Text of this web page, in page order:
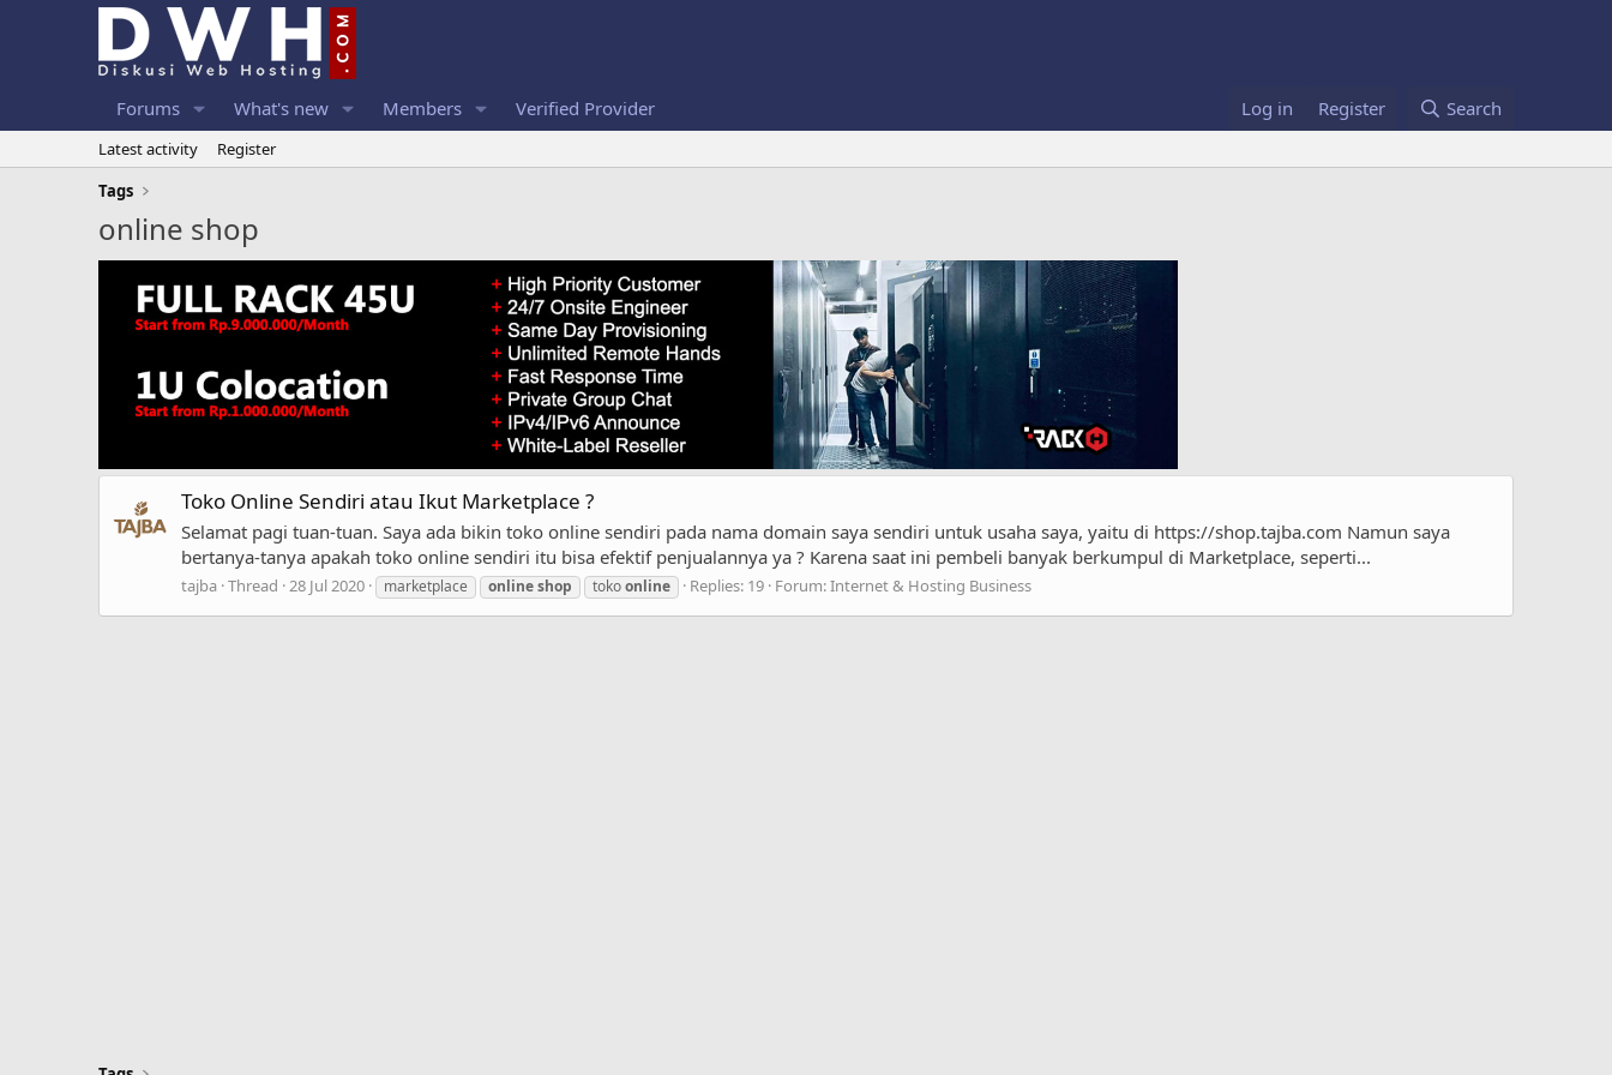
Forums What's new Members Verified Provider Log in Register Search
Latest activity
Register
Tags
online shop
Toko Online Sendiri atau Ikut Marketplace ?
Selamat pagi tuan-tuan. Saya ada bikin toko online sendiri pada nama domain saya sendiri untuk usaha saya, yaitu di https://shop.tajba.com Namun saya
bertanya-tanya apakah toko online sendiri itu bisa efektif penjualannya ya ? Karena saat ini pembeli banyak berkumpul di Marketplace, seperti...
tajba Thread 28 Jul 2020 marketplace onlineshop tokoonline Replies: 19 Forum:Internet & Hosting Business